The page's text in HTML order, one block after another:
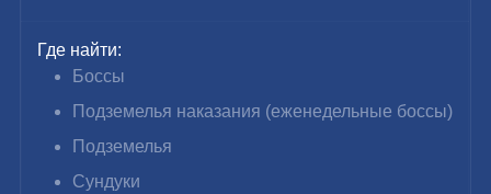
Где найти:
Боссы
Подземелья наказания (еженедельные боссы)
Подземелья
Сундуки